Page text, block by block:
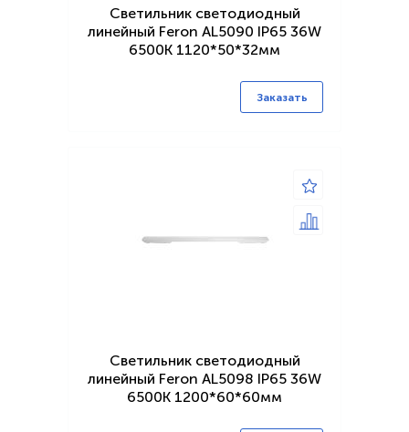
Светильник светодиодный
линейный Feron AL5090 IP65 36W
6500K 1120*50*32мм
Заказать
Светильник светодиодный
линейный Feron AL5098 IP65 36W
6500K 1200*60*60мм